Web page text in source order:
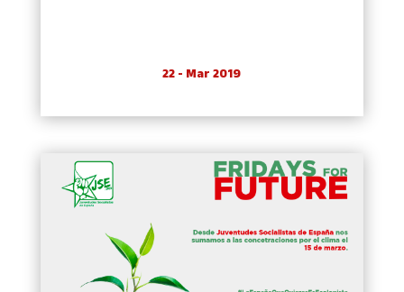
22 - Mar 2019